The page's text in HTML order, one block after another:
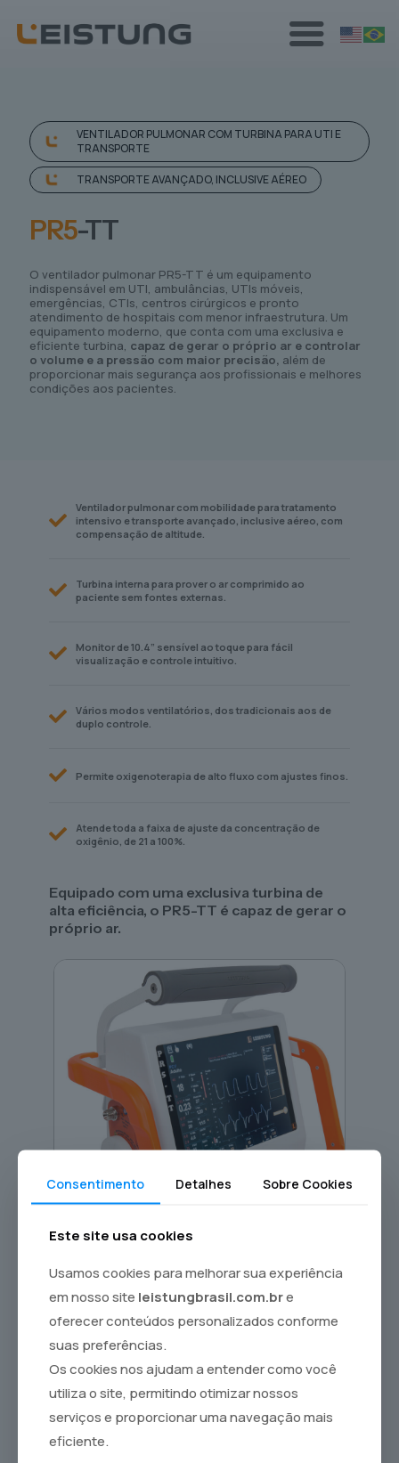
VENTILADOR PULMONAR COM TURBINA PARA UTI E
TRANSPORTE
TRANSPORTE AVANÇADO, INCLUSIVE AÉREO
PR5-TT
O ventilador pulmonar PR5-TT é um equipamento
indispensável em UTI, ambulâncias, UTIs móveis,
emergências, CTIs, centros cirúrgicos e pronto
atendimento de hospitais com menor infraestrutura. Um
equipamento moderno, que conta com uma exclusiva e
eficiente turbina, capaz de gerar o próprio ar e controlar
o volume e a pressão com maior precisão, além de
proporcionar mais segurança aos profissionais e melhores
condições aos pacientes.
Ventilador pulmonar com mobilidade para tratamento
intensivo e transporte avançado, inclusive aéreo, com
compensação de altitude.
Turbina interna para prover o ar comprimido ao
paciente sem fontes externas.
Monitor de 10.4” sensível ao toque para fácil
visualização e controle intuitivo.
Vários modos ventilatórios, dos tradicionais aos de
duplo controle.
Permite oxigenoterapia de alto fluxo com ajustes finos.
Atende toda a faixa de ajuste da concentração de
oxigênio, de 21 a 100%.
Equipado com uma exclusiva turbina de
alta eficiência, o PR5-TT é capaz de gerar o
próprio ar.
Consentimento Detalhes Sobre Cookies
Este site usa cookies
Usamos cookies para melhorar sua experiência
em nosso site leistungbrasil.com.bre
oferecer conteúdos personalizados conforme
suas preferências.
Os cookies nos ajudam a entender como você
utiliza o site, permitindo otimizar nossos
serviços e proporcionar uma navegação mais
eficiente.